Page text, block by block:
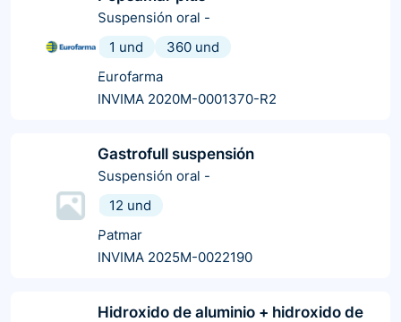
Suspensión oral -
1 und
360 und
Eurofarma
INVIMA 2020M-0001370-R2
Gastrofull suspensión
Suspensión oral -
12 und
Patmar
INVIMA 2025M-0022190
Hidroxido de aluminio + hidroxido de